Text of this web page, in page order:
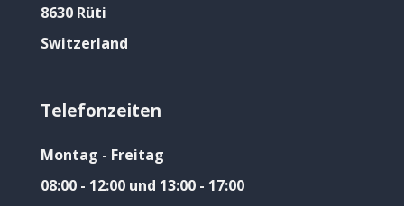
8630 Rüti
Switzerland
Telefonzeiten
Montag - Freitag
08:00 - 12:00 und 13:00 - 17:00